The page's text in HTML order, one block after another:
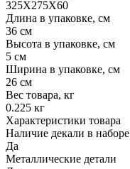
325X275X60
Длина в упаковке, см
36 см
Высота в упаковке, см
5 см
Ширина в упаковке, см
26 см
Вес товара, кг
0.225 кг
Характеристики товара
Наличие декали в наборе
Да
Металлические детали